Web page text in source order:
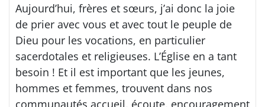
Aujourd’hui, frères et sœurs, j’ai donc la joie
de prier avec vous et avec tout le peuple de
Dieu pour les vocations, en particulier
sacerdotales et religieuses. L’Église en a tant
besoin ! Et il est important que les jeunes,
hommes et femmes, trouvent dans nos
communautés accueil, écoute, encouragement